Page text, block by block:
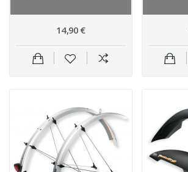
14,90 €